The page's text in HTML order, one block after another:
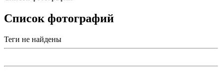
Список фотографий
Теги не найдены